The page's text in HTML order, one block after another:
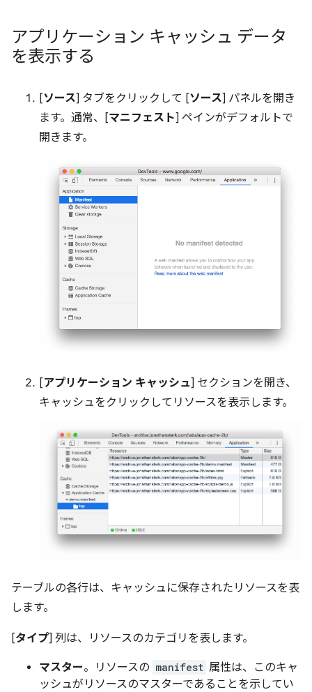
アプリケーション キャッシュ データ
を表示する
[ソース] タブをクリックして [ソース] パネルを開き
ます。通常、[マニフェスト] ペインがデフォルトで
開きます。
[アプリケーション キャッシュ] セクションを開き、
キャッシュをクリックしてリソースを表示します。
テーブルの各行は、キャッシュに保存されたリソースを表
します。
[タイプ] 列は、リソースのカテゴリを表します。
マスター。リソースの manifest 属性は、このキャ
ッシュがリソースのマスターであることを示してい